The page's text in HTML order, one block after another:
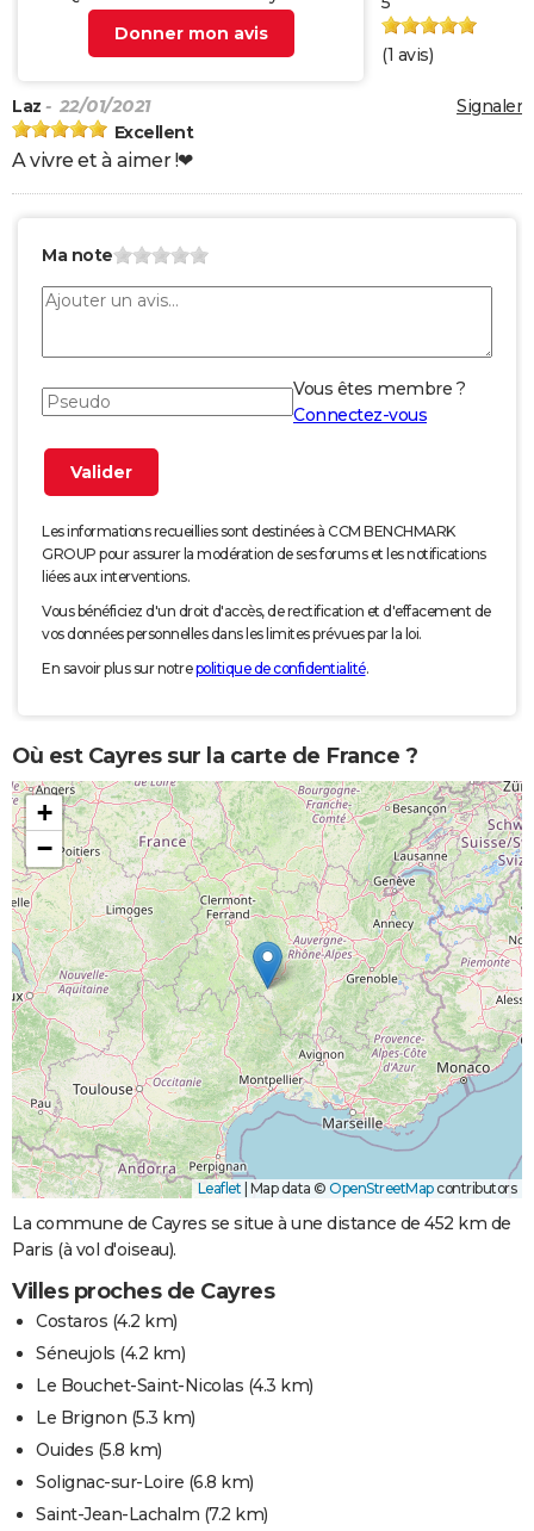
Donner mon avis
(1 avis)
Signaler
Laz - 22/01/2021
Excellent
A vivre et à aimer !❤
Ma note
Vous êtes membre ?
Connectez-vous
Les informations recueillies sont destinées à CCM BENCHMARK
GROUP pour assurer la modération de ses forums et les notifications
liées aux interventions.
Vous bénéficiez d'un droit d'accès, de rectification et d'effacement de
vos données personnelles dans les limites prévues par la loi.
En savoir plus sur notrepolitique de confidentialité.
Où est Cayres sur la carte de France ?
+
−
Leaflet Map data © OpenStreetMapcontributors
La commune de Cayres se situe à une distance de 452 km de
Paris (à vol d'oiseau).
Villes proches de Cayres
Costaros (4.2 km)
Séneujols (4.2 km)
Le Bouchet-Saint-Nicolas (4.3 km)
Le Brignon (5.3 km)
Ouides (5.8 km)
Solignac-sur-Loire (6.8 km)
Saint-Jean-Lachalm (7.2 km)